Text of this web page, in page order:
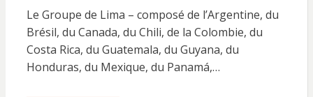
Le Groupe de Lima – composé de l’Argentine, du
Brésil, du Canada, du Chili, de la Colombie, du
Costa Rica, du Guatemala, du Guyana, du
Honduras, du Mexique, du Panamá,…